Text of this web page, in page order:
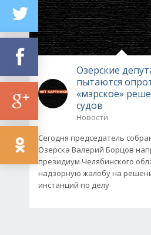
Озерские
пытаются
«мэрское»
судов
Новости
Сегодня председатель
Озерска Валерий Борцов
президиум Челябинского
надзорную жалобу на
инстанций по делу